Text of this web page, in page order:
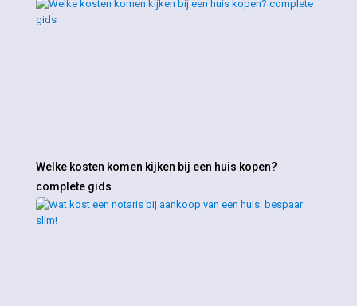
Welke kosten komen kijken bij een huis kopen?
complete gids